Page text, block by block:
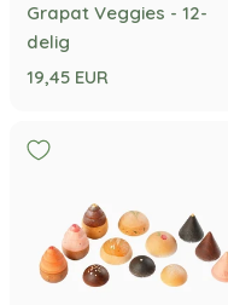
Grapat Veggies - 12-
delig
19,45 EUR